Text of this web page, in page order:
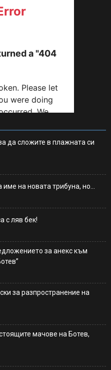
да сложите в плажната си
на новата трибуна, но…
с ляв бек!
за анекс към
за разпространение на
мачове на Ботев,